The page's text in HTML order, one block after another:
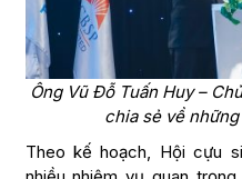
Ông Vũ Đỗ Tuấn Huy –
chia sẻ về
Theo kế hoạch, Hội cựu